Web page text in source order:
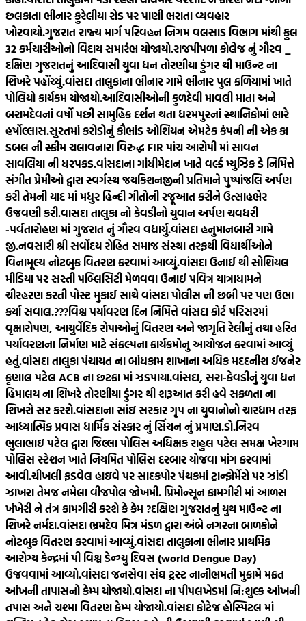
છલકાતા ભીનાર કુરેલીયા રોડ પર પાણી ભરાતા વ્યવહાર
ખોરવાયો.ગુજરાત રાજ્ય માર્ગ પરિવહન નિગમ વલસાડ વિભાગ માંથી કુલ
32 કર્મચારીઓનો વિદાય સમારંભ યોજાયો.રાજપીપળા કોલેજ નું ગૌરવ _
દક્ષિણ ગુજરાતનું આદિવાસી યુવા ધન તોરણીયા ડુંગર થી માઉન્ટ ના
શિખરે પહોંચ્યું.વાંસદા તાલુકાના ભીનાર ગામે ભીનાર પુલ ફળિયામાં ખાતે
પોલિયો કાર્યકમ યોજાયો.આદિવાસીઓની કુળદેવી માવલી માતા અને
બરામદેવનાં વર્ષો પછી સામુહિક દર્શન થતા ધરમપુરનાં સ્થાનિકોમાં ભારે
હર્ષોલ્લાસ.સુરતમાં કરોડોનું કૌભાંડ ઓશિયન એમટેક કંપની ની એક કા
ડબલ ની સ્કીમ ચલાવનારા વિરુદ્ધ FIR પાંચ આરોપી માં સાવન
સાવલિયા ની ધરપકડ.વાંસદાના ગાંધીમેદાન ખાતે વર્લ્ડ મ્યુઝિક ડે નિમિત્તે
સંગીત પ્રેમીઓ દ્વારા સ્વર્ગસ્થ જયકિશનજીની પ્રતિમાને પુષ્પાંજલિ અર્પણ
કરી તેમની યાદ માં મધુર હિન્દી ગીતોની રજૂઆત કરીને ઉત્સાહભેર
ઉજવણી કરી.વાસદા તાલુકા નો કેવડીનો યુવાન અર્પણ ચવધરી
-પર્વતારોહણ માં ગુજરાત નું ગૌરવ વધાર્યુ.વાંસદા હનુમાનબારી ગામે
જી.નવસારી શ્રી સર્વોદય રોહિત સમાજ સંસ્થા તરફથી વિદ્યાર્થીઓને
વિનામૂલ્ય નોટબુક વિતરણ કરવામાં આવ્યું.વાંસદા ઉનાઈ થી સોશિયલ
મીડિયા પર સસ્તી પબ્લિસિટી મેળવવા ઉનાઈ પવિત્ર યાત્રાધામને
ચીરહરણ કરતી પોસ્ટ મુકાઈ સાથે વાંસદા પોલીસ ની છબી પર પણ ઉભા
કર્યા સવાલ.???વિશ્વ પર્યાવરણ દિન નિમિત્તે વાંસદા કોર્ટ પરિસરમાં
વૃક્ષારોપણ, આયુર્વેદિક રોપાઓનું વિતરણ અને જાગૃતિ રેલીનું તથા હરિત
પર્યાવરણના નિર્માણ માટે સંકલ્પના કાર્યક્રમોનુ આયોજન કરવામાં આવ્યું
હતું.વાંસદા તાલુકા પંચાયત ના બાંધકામ શાખાના અધિક મદદનીશ ઈજનેર
કૃણાલ પટેલ ACB ના છટકા માં ઝડપાયા.વાંસદા, સરા-કેવડીનું યુવા ધન
હિમાલય ના શિખરે તોરણીયા ડુંગર થી શરૂઆત કરી હવે સફળતા ના
શિખરો સર કરશે.વાંસદાના સાંઇ સરકાર ગૃપ ના યુવાનોનો ચારધામ તરફ
આધ્યાત્મિક પ્રવાસ ધાર્મિક સંસ્કાર નું સિંચન નું પ્રમાણ.ડો.નિરવ
ભુલાભાઇ પટેલ દ્વારા જિલ્લા પોલિસ અધિક્ષક રાહુલ પટેલ સમક્ષ ખેરગામ
પોલિસ સ્ટેશન ખાતે નિયમિત પોલિસ દરબાર યોજવા માંગ કરવામાં
આવી.ચીખલી ફડવેલ હાઇવે પર સાદકપોર પંથકમાં ટ્રાન્ફોર્મેરો પર ઝાંડી
ઝાખરા તેમજ નમેલા વીજપોલ જોખમી. પ્રિમોન્સૂન કામગીરી માં આળસ
ખંખેરી ને તંત્ર કામગીરી કરશે કે કેમ ?દક્ષિણ ગુજરાતનું યુથ માઉન્ટ ના
શિખરે નર્મદા.વાંસદા ભ્રમદેવ મિત્ર મંડળ દ્વારા અંબે નગરના બાળકોને
નોટબુક વિતરણ કરવામાં આવ્યું.વાંસદા તાલુકાના ભીનાર પ્રાથમિક
આરોગ્ય કેન્દ્રમાં પી વિશ્વ ડેન્ગ્યુ દિવસ (world Dengue Day)
ઉજવવામાં આવ્યો.વાંસદા જનસેવા સંઘ ટ્રસ્ટ નાનીભમતી મુકામે મફત
આંખની તાપાસનો કેમ્પ યોજાયો.વાંસદા ના પીપલખેડમાં નિ:શુલ્ક આંખની
તપાસ અને ચશ્મા વિતરણ કેમ્પ યોજાયો.વાંસદા કોટેજ હોસ્પિટલ માં